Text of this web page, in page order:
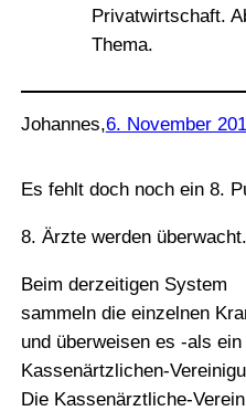
Privatwirtschaft.
Thema.
Johannes,6. November
Es fehlt doch noch ein 8.
8. Ärzte werden überwacht.
Beim derzeitigen System
sammeln die einzelnen
und überweisen es ‑als
Kassenärtzlichen-
Die Kassenärztliche-